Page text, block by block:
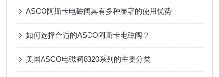
ASCO阿斯卡电磁阀具有多种显著的使用优势
如何选择合适的ASCO阿斯卡电磁阀？
美国ASCO电磁阀8320系列的主要分类